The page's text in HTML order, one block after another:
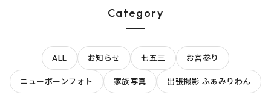
Category
ALL お知らせ 七五三 お宮参り
ニューボーンフォト 家族写真 出張撮影 ふぁみりわん